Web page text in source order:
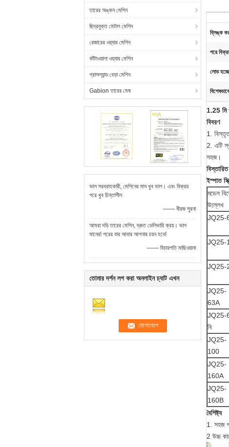
তারের অঙ্কন মেশিন
ছিদ্রযুক্ত মেটাল মেশিন
রেজারের ওয়্যার মেশিন
কাঁটাওয়ালা ওয়্যার মেশিন
গ্রাসল্যান্ড বেড়া মেশিন
Gabion তারের মেষ
ভাল সরবরাহকারী, মেশিনের মান খুব ভাল। এবং বিক্রয়
পরে খুব চিন্তাশীল
—— ধীরজ সুরনা
আমরা দড়ি তারের মেশিন, দ্রুত ডেলিভারি ক্রয়। ভাল
মানের! পরের বার আবার আপনার চয়ন হবে!
—— বিচারপতি মাছিওয়ানা
তোমার দর্শন লগ করা অনলাইন চ্যাট এখন
ব্লিঙ্ক
পরে
লোড
1.25 মি
বিবরণ
1.
2. এটি
সহজ।
ইস্পাত
মডেল
উল্লেখ
JQ25-
JQ25-
JQ25-
JQ25-
63A
JQ25-
বি
JQ25-
100
JQ25-
160A
JQ25-
160B
বৈশিষ্ট্য
1. সহজ
2 উচ্চ